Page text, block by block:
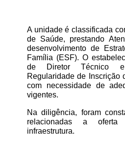
A unidade é classificada
de Saúde, prestando
desenvolvimento de
Família (ESF). O
de Diretor Técnico
Regularidade de Inscrição
com necessidade de
vigentes.
Na diligência, foram
relacionadas a
infraestrutura.